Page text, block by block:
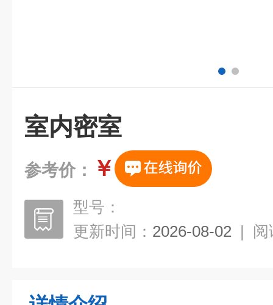
室内密室
参考价： ￥
型号：
更新时间： 2026-08-02 | 阅